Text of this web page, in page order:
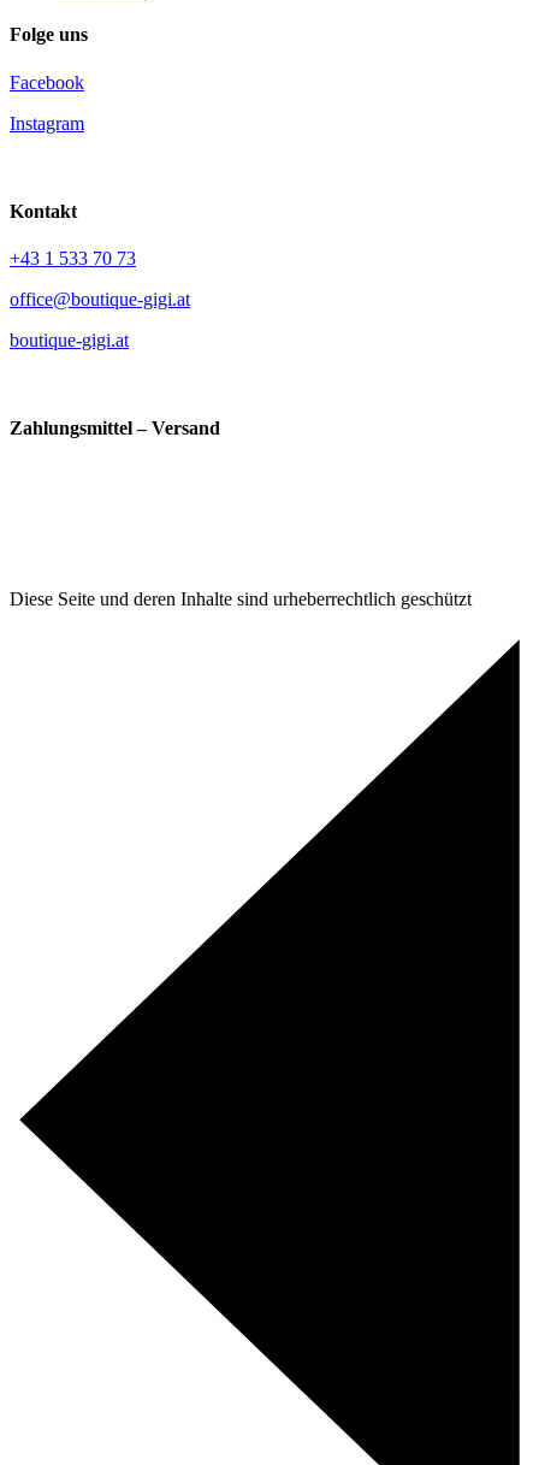
Folge uns
Facebook
Instagram
Kontakt
+43 1 533 70 73
office@boutique-gigi.at
boutique-gigi.at
Zahlungsmittel – Versand
Diese Seite und deren Inhalte sind urheberrechtlich geschützt